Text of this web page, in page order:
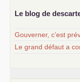
Le blog de
Gouverner, c’est
Le grand défaut a